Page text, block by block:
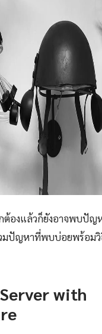
ต้องแล้วก็ยังอาจพบปัญ
วมปัญหาที่พบบ่อยพร้อม
with